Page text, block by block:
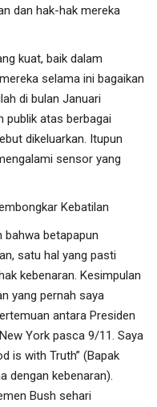
dan hak-hak mereka
kuat, baik dalam
selama ini bagaikan
di bulan Januari
publik atas berbagai
dikeluarkan. Itupun
sensor yang
Kebatilan
bahwa betapapun
satu hal yang pasti
kebenaran. Kesimpulan
yang pernah saya
antara Presiden
York pasca 9/11. Saya
is with Truth” (Bapak
dengan kebenaran).
Bush sehari